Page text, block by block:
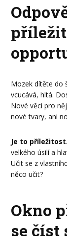
Mozek dítěte do
vcucává, hltá.
Nové věci pro
nové tvary, ani
Je to příležitost.
velkého úsilí a
Učit se z
něco učit?
Okno
se číst